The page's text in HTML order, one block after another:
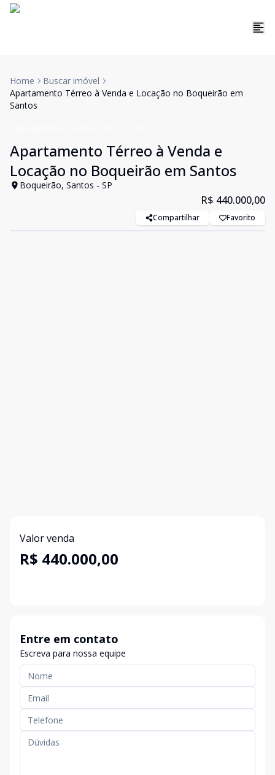
Home
Buscar imóvel
Apartamento Térreo à Venda e Locação no Boqueirão em
Santos
Apartamento Térreo à Venda e
Locação no Boqueirão em Santos
Boqueirão, Santos - SP
R$ 440.000,00
Compartilhar Favorito
Valor venda
R$ 440.000,00
Entre em contato
Escreva para nossa equipe